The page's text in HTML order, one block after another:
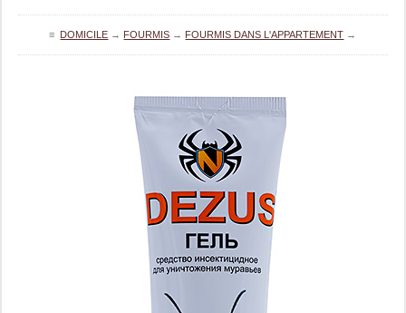
≡ DOMICILE → FOURMIS → FOURMIS DANS L'APPARTEMENT →